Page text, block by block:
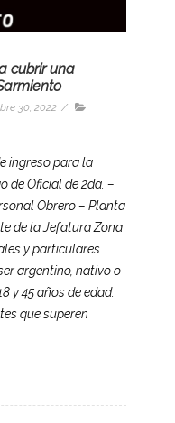
cubrir una
30, 2022 /
ingreso para la
de Oficial de 2da. –
Obrero – Planta
de la Jefatura Zona
y particulares
argentino, nativo o
y 45 años de edad.
que superen